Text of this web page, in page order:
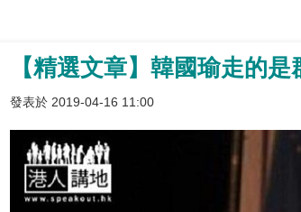
【精選文章】韓國瑜走的是
發表於 2019-04-16 11:00